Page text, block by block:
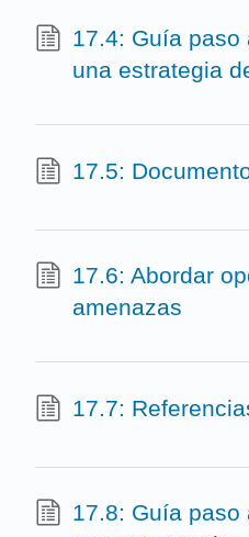
17.4: Guía paso
una estrategia
17.5:
17.6: Abordar
amenazas
17.7:
17.8: Guía paso